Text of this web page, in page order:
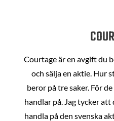
Courtage är en avgift du
och sälja en aktie. Hur
beror på tre saker. För
handlar på. Jag tycker
handla på den svenska